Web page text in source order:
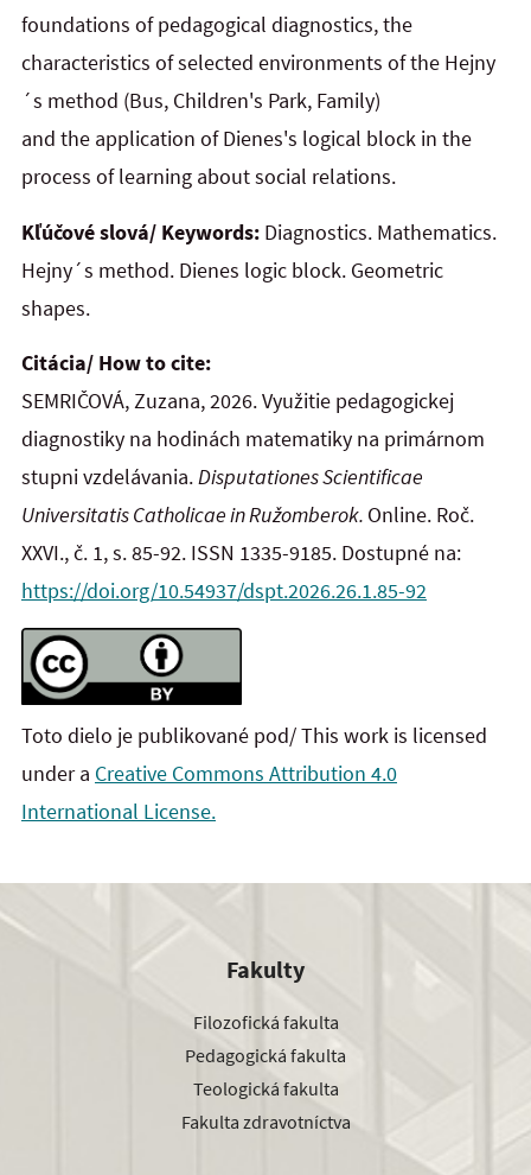
foundations of pedagogical diagnostics, the
characteristics of selected environments of the Hejny
´s method (Bus, Children's Park, Family)
and the application of Dienes's logical block in the
process of learning about social relations.
Kľúčové slová/ Keywords: Diagnostics. Mathematics.
Hejny´s method. Dienes logic block. Geometric
shapes.
Citácia/ How to cite:
SEMRIČOVÁ, Zuzana, 2026. Využitie pedagogickej
diagnostiky na hodinách matematiky na primárnom
stupni vzdelávania.Disputationes Scientificae
Universitatis Catholicae in Ružomberok. Online. Roč.
XXVI., č. 1, s. 85-92. ISSN 1335-9185. Dostupné na:
https://doi.org/10.54937/dspt.2026.26.1.85-92
Toto dielo je publikované pod/ This work is licensed
under a Creative Commons Attribution 4.0
International License.
Fakulty
Filozofická fakulta
Pedagogická fakulta
Teologická fakulta
Fakulta zdravotníctva